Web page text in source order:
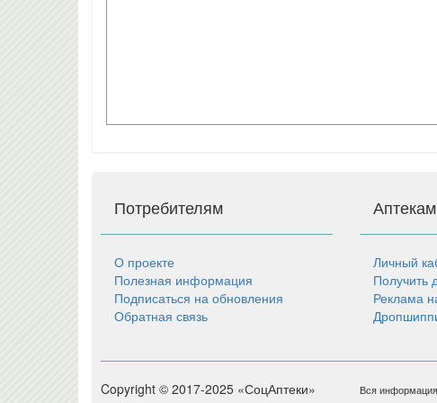
Потребителям
О проекте
Полезная информация
Подписаться на обновления
Обратная связь
Аптекам
Личный
Получить
Реклама
Copyright © 2017-2025 «СоцАптеки»
Вся